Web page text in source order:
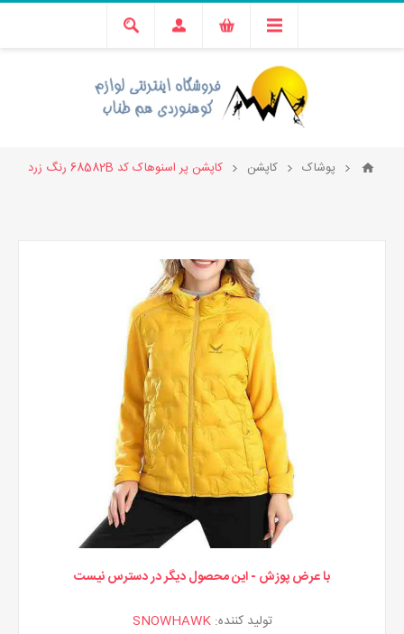
پوشاک کاپشن کاپشن پر اسنوهاک کد 68582B رنگ زرد
با عرض پوزش - این محصول دیگر در دسترس نیست
تولید کننده: SNOWHAWK